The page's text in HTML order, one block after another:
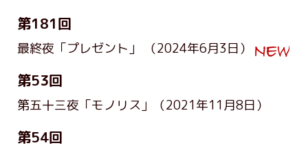
第181回
最終夜「プレゼント」 （2024年6月3日）
第53回
第五十三夜「モノリス」 （2021年11月8日）
第54回